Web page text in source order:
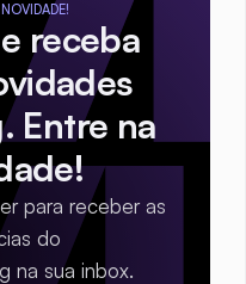
receba
Entre na
para receber as
do
na sua inbox.